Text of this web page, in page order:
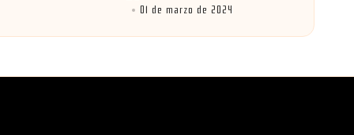
01 de marzo de 2024